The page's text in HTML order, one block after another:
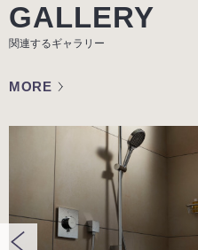
GALLERY
関連するギャラリー
MORE